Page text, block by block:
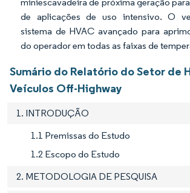
miniescavadeira de próxima geração
de aplicações de uso intensivo. O
sistema de HVAC avançado para
do operador em todas as faixas de
Sumário do Relatório do Setor de
Veículos Off-Highway
1. INTRODUÇÃO
1.1 Premissas do Estudo
1.2 Escopo do Estudo
2. METODOLOGIA DE PESQUISA